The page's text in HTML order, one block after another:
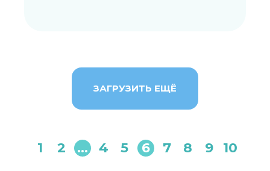
ЗАГРУЗИТЬ ЕЩЁ
1 2 … 4 5 6 7 8 9 10